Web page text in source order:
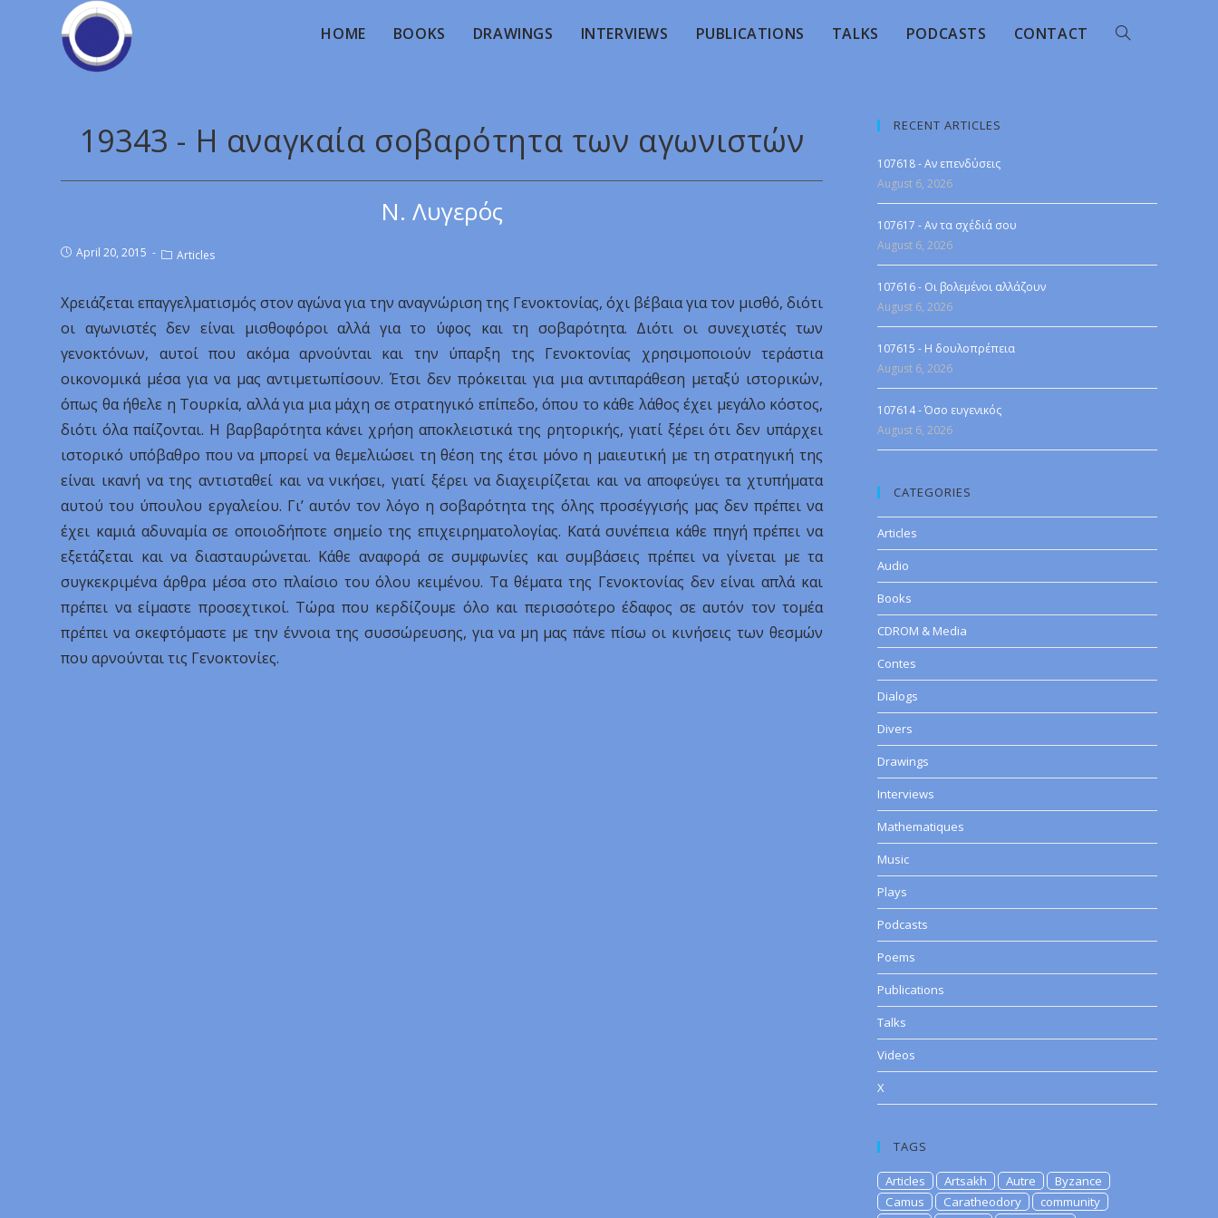
HOME BOOKS DRAWINGS INTERVIEWS PUBLICATIONS TALKS PODCASTS CONTACT
19343 - Η αναγκαία σοβαρότητα των αγωνιστών
Ν. Λυγερός
April 20, 2015 Articles
Χρειάζεται επαγγελματισμός στον αγώνα για την αναγνώριση της Γενοκτονίας, όχι βέβαια για τον μισθό, διότι
οι αγωνιστές δεν είναι μισθοφόροι αλλά για το ύφος και τη σοβαρότητα. Διότι οι συνεχιστές των
γενοκτόνων, αυτοί που ακόμα αρνούνται και την ύπαρξη της Γενοκτονίας χρησιμοποιούν τεράστια
οικονομικά μέσα για να μας αντιμετωπίσουν. Έτσι δεν πρόκειται για μια αντιπαράθεση μεταξύ ιστορικών,
όπως θα ήθελε η Τουρκία, αλλά για μια μάχη σε στρατηγικό επίπεδο, όπου το κάθε λάθος έχει μεγάλο κόστος,
διότι όλα παίζονται. Η βαρβαρότητα κάνει χρήση αποκλειστικά της ρητορικής, γιατί ξέρει ότι δεν υπάρχει
ιστορικό υπόβαθρο που να μπορεί να θεμελιώσει τη θέση της έτσι μόνο η μαιευτική με τη στρατηγική της
είναι ικανή να της αντισταθεί και να νικήσει, γιατί ξέρει να διαχειρίζεται και να αποφεύγει τα χτυπήματα
αυτού του ύπουλου εργαλείου. Γι’ αυτόν τον λόγο η σοβαρότητα της όλης προσέγγισής μας δεν πρέπει να
έχει καμιά αδυναμία σε οποιοδήποτε σημείο της επιχειρηματολογίας. Κατά συνέπεια κάθε πηγή πρέπει να
εξετάζεται και να διασταυρώνεται. Κάθε αναφορά σε συμφωνίες και συμβάσεις πρέπει να γίνεται με τα
συγκεκριμένα άρθρα μέσα στο πλαίσιο του όλου κειμένου. Τα θέματα της Γενοκτονίας δεν είναι απλά και
πρέπει να είμαστε προσεχτικοί. Τώρα που κερδίζουμε όλο και περισσότερο έδαφος σε αυτόν τον τομέα
πρέπει να σκεφτόμαστε με την έννοια της συσσώρευσης, για να μη μας πάνε πίσω οι κινήσεις των θεσμών
που αρνούνται τις Γενοκτονίες.
RECENT ARTICLES
107618 - Αν επενδύσεις
August 6, 2026
107617 - Αν τα σχέδιά σου
August 6, 2026
107616 - Οι βολεμένοι αλλάζουν
August 6, 2026
107615 - Η δουλοπρέπεια
August 6, 2026
107614 - Όσο ευγενικός
August 6, 2026
CATEGORIES
Articles
Audio
Books
CDROM & Media
Contes
Dialogs
Divers
Drawings
Interviews
Mathematiques
Music
Plays
Podcasts
Poems
Publications
Talks
Videos
X
TAGS
Articles Artsakh Autre
Byzance
Camus
Caratheodory
community